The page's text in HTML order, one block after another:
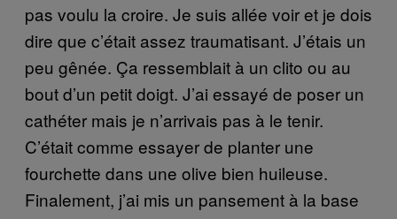
pas voulu la croire. Je suis allée voir et je dois
dire que c’était assez traumatisant. J’étais un
peu gênée. Ça ressemblait à un clito ou au
bout d’un petit doigt. J’ai essayé de poser un
cathéter mais je n’arrivais pas à le tenir.
C’était comme essayer de planter une
fourchette dans une olive bien huileuse.
Finalement, j’ai mis un pansement à la base